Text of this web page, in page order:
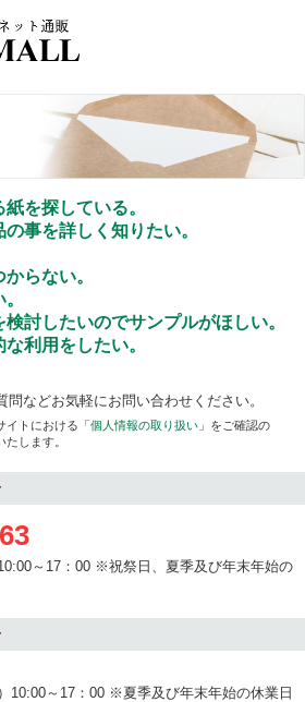
を探している。
事を詳しく知りたい。
らない。
討したいのでサンプルがほしい。
利用をしたい。
などお気軽にお問い合わせください。
イトにおける「個人情報の取り扱い 」をご確認の
たします。
～17：00 ※祝祭日、夏季及び年末年始の
10:00～17：00 ※夏季及び年末年始の休業日